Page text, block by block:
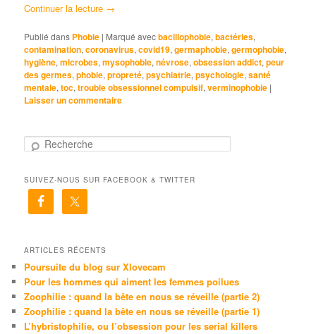
Continuer la lecture →
Publié dans Phobie | Marqué avecbacillophobie,bactéries,
contamination,coronavirus,covid19,germaphobie,germophobie,
hygiène,microbes,mysophobie,névrose,obsession addict,peur
des germes,phobie,propreté,psychiatrie,psychologie,santé
mentale,toc,trouble obsessionnel compulsif,verminophobie |
Laisser un commentaire
h
e
SUIVEZ-NOUS SUR FACEBOOK & TWITTER
ARTICLES RÉCENTS
Poursuite du blog sur Xlovecam
Pour les hommes qui aiment les femmes poilues
Zoophilie : quand la bête en nous se réveille (partie 2)
Zoophilie : quand la bête en nous se réveille (partie 1)
L’hybristophilie, ou l’obsession pour les serial killers